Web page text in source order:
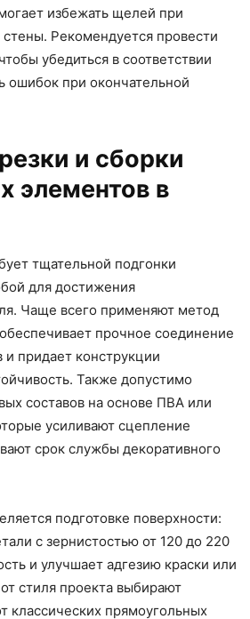
избежать щелей при
Рекомендуется провести
убедиться в соответствии
ошибок при окончательной
и сборки
элементов в
тщательной подгонки
для достижения
Чаще всего применяют метод
прочное соединение
и придает конструкции
Также допустимо
составов на основе ПВА или
усиливают сцепление
срок службы декоративного
подготовке поверхности:
с зернистостью от 120 до 220
и улучшает адгезию краски или
стиля проекта выбирают
классических прямоугольных